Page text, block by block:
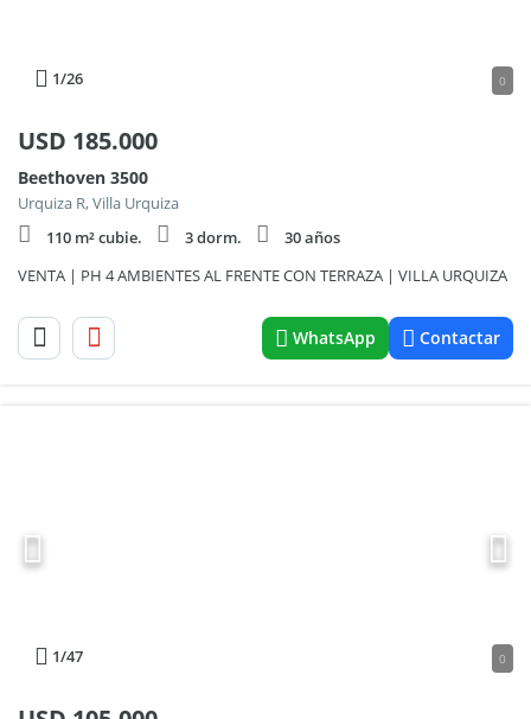
1/26 0
USD 185.000
Beethoven 3500
Urquiza R, Villa Urquiza
110 m² cubie.
3 dorm.
30 años
VENTA | PH 4 AMBIENTES AL FRENTE CON TERRAZA | VILLA URQUIZA
WhatsApp Contactar
1/47 0